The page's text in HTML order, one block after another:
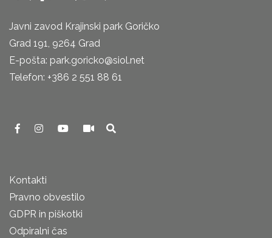
Javni zavod Krajinski park Goričko
Grad 191, 9264 Grad
E-pošta: park.goricko@siol.net
Telefon: +386 2 551 88 61
Kontakti
Pravno obvestilo
GDPR in piškotki
Odpiralni čas